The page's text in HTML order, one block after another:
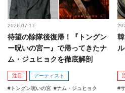
2026.07.17
待望の除隊後復帰！『トングン
ー呪いの宮ー』で帰ってきたナ
ム・ジュヒョクを徹底解剖
注目 アーティスト
トングン呪いの宮
ナム・ジュヒョク